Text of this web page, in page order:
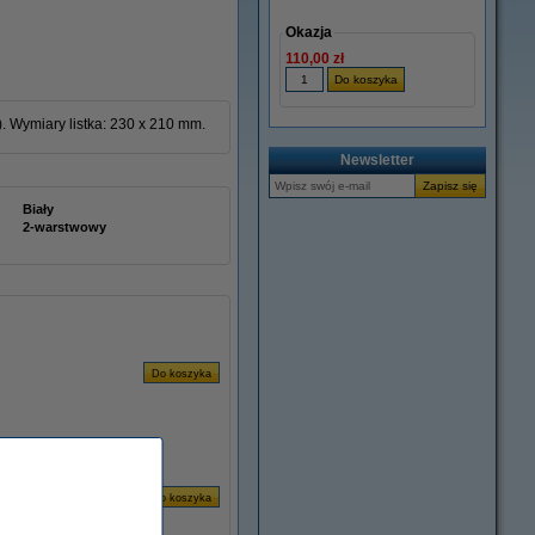
Wymiary listka: 230 x 210 mm.
Biały
2-warstwowy
Okazja
110,00 zł
Newsletter